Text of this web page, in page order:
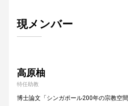
現メンバー
高原柚
特任助教
博士論文「シンガポール200年の宗教空